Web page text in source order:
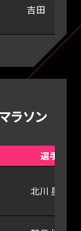
吉田 莉帆
ラソン
選手
北川 星瑠